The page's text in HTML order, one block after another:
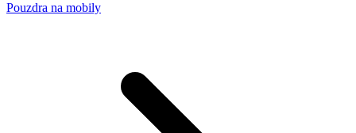
Pouzdra na mobily